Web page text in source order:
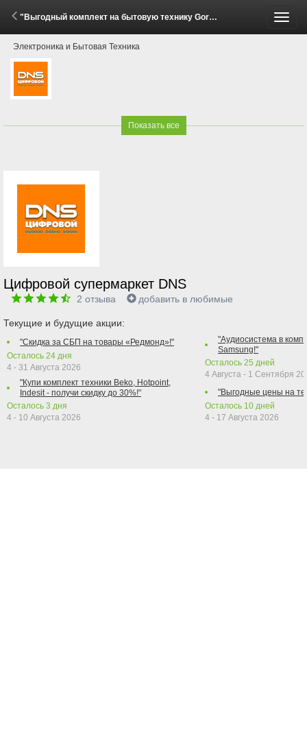
"Выгодный комплект на бытовую технику Gorenje, Hisense!" (8 Апреля - 11 Мая 2026)
Электроника и Бытовая Техника
Показать все
Цифровой супермаркет DNS
2 отзыва добавить в любимые
Текущие и будущие акции:
"Скидка за СБП на товары «Редмонд»!"
Осталось 24 дня
4 - 31 Августа 2026
"Купи комплект техники Beko, Hotpoint,
Indesit - получи скидку до 30%!"
Осталось 3 дня
4 - 10 Августа 2026
"Аудиосистема в
Samsung!"
Осталось 25 дней
4 Августа - 1 Сентября
"Выгодные цены на
Осталось 10 дней
4 - 17 Августа 2026